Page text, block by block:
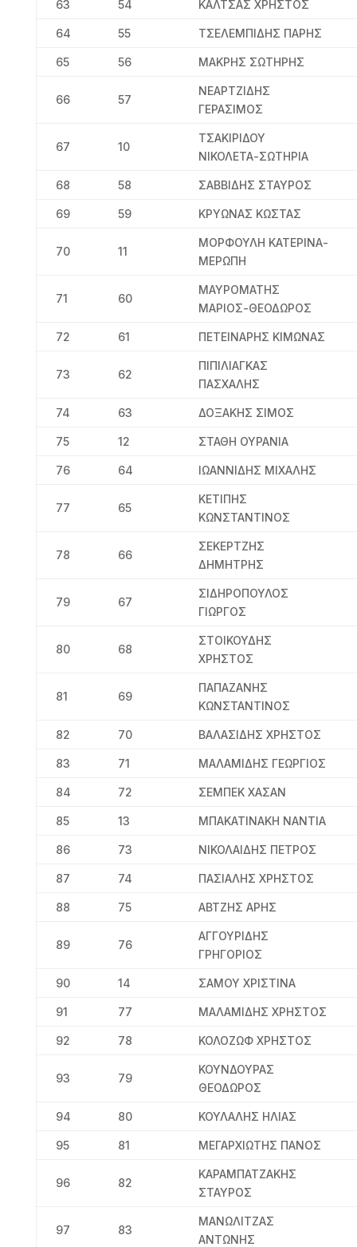
63 54 ΚΑΛΤΣΑΣ ΧΡΗΣΤΟΣ
64 55 ΤΣΕΛΕΜΠΙΔΗΣ ΠΑΡΗΣ
65 56 ΜΑΚΡΗΣ ΣΩΤΗΡΗΣ
66 57
ΝΕΑΡΤΖΙΔΗΣ
ΓΕΡΑΣΙΜΟΣ
67 10
ΤΣΑΚΙΡΙΔΟΥ
ΝΙΚΟΛΕΤΑ-ΣΩΤΗΡΙΑ
68 58 ΣΑΒΒΙΔΗΣ ΣΤΑΥΡΟΣ
69 59 ΚΡΥΩΝΑΣ ΚΩΣΤΑΣ
70 11
ΜΟΡΦΟΥΛΗ ΚΑΤΕΡΙΝΑ-
ΜΕΡΩΠΗ
71 60
ΜΑΥΡΟΜΑΤΗΣ
ΜΑΡΙΟΣ-ΘΕΟΔΩΡΟΣ
72 61 ΠΕΤΕΙΝΑΡΗΣ ΚΙΜΩΝΑΣ
73 62
ΠΙΠΙΛΙΑΓΚΑΣ
ΠΑΣΧΑΛΗΣ
74 63 ΔΟΞΑΚΗΣ ΣΙΜΟΣ
75 12 ΣΤΑΘΗ ΟΥΡΑΝΙΑ
76 64 ΙΩΑΝΝΙΔΗΣ ΜΙΧΑΛΗΣ
77 65
ΚΕΤΙΠΗΣ
ΚΩΝΣΤΑΝΤΙΝΟΣ
78 66
ΣΕΚΕΡΤΖΗΣ
ΔΗΜΗΤΡΗΣ
79 67
ΣΙΔΗΡΟΠΟΥΛΟΣ
ΓΙΩΡΓΟΣ
80 68
ΣΤΟΙΚΟΥΔΗΣ
ΧΡΗΣΤΟΣ
81 69
ΠΑΠΑΖΑΝΗΣ
ΚΩΝΣΤΑΝΤΙΝΟΣ
82 70 ΒΑΛΑΣΙΔΗΣ ΧΡΗΣΤΟΣ
83 71 ΜΑΛΑΜΙΔΗΣ ΓΕΩΡΓΙΟΣ
84 72 ΣΕΜΠΕΚ ΧΑΣΑΝ
85 13 ΜΠΑΚΑΤΙΝΑΚΗ ΝΑΝΤΙΑ
86 73 ΝΙΚΟΛΑΙΔΗΣ ΠΕΤΡΟΣ
87 74 ΠΑΣΙΑΛΗΣ ΧΡΗΣΤΟΣ
88 75 ΑΒΤΖΗΣ ΑΡΗΣ
89 76
ΑΓΓΟΥΡΙΔΗΣ
ΓΡΗΓΟΡΙΟΣ
90 14 ΣΑΜΟΥ ΧΡΙΣΤΙΝΑ
91 77 ΜΑΛΑΜΙΔΗΣ ΧΡΗΣΤΟΣ
92 78 ΚΟΛΟΖΩΦ ΧΡΗΣΤΟΣ
93 79
ΚΟΥΝΔΟΥΡΑΣ
ΘΕΟΔΩΡΟΣ
94 80 ΚΟΥΛΑΛΗΣ ΗΛΙΑΣ
95 81 ΜΕΓΑΡΧΙΩΤΗΣ ΠΑΝΟΣ
96 82
ΚΑΡΑΜΠΑΤΖΑΚΗΣ
ΣΤΑΥΡΟΣ
97 83
ΜΑΝΩΛΙΤΖΑΣ
ΑΝΤΩΝΗΣ